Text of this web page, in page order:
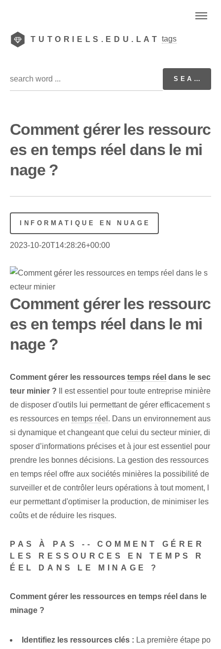
TUTORIELS.EDU.LAT tags
Comment gérer les ressourc
es en temps réel dans le mi
nage ?
INFORMATIQUE EN NUAGE
2023-10-20T14:28:26+00:00
Comment gérer les ressourc
es en temps réel dans le mi
nage ?
Comment gérer les ressources temps réel dans le sec
teur minier ? Il est essentiel pour toute entreprise minière
de disposer d'outils lui permettant de gérer efficacement s
es ressources en temps réel . Dans un environnement aus
si dynamique et changeant que celui du secteur minier, di
sposer d’informations précises et à jour est essentiel pour
prendre les bonnes décisions. La gestion des ressources
en temps réel offre aux sociétés minières la possibilité de
surveiller et de contrôler leurs opérations à tout moment, l
eur permettant d'optimiser la production, de minimiser les
coûts et de réduire les risques.
PAS À PAS -- COMMENT GÉRER
LES RESSOURCES EN TEMPS R
ÉEL DANS LE MINAGE ?
Comment gérer les ressources en temps réel dans le
minage ?
Identifiez les ressources clés : La première étape po